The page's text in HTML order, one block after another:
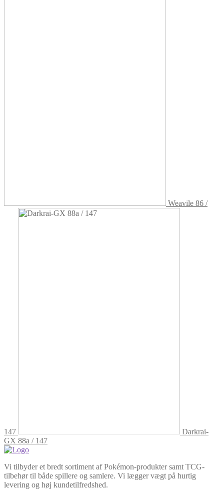
Weavile 86 /
147
Darkrai-
GX 88a / 147
Vi tilbyder et bredt sortiment af Pokémon-produkter samt TCG-
tilbehør til både spillere og samlere. Vi lægger vægt på hurtig
levering og høj kundetilfredshed.